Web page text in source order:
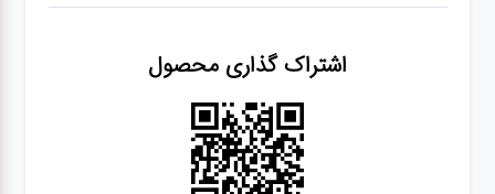
اشتراک گذاری محصول